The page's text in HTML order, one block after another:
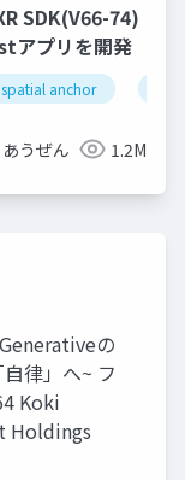
SDK(V66-74)
アプリを開発
spatial anchor
あうぜん 1.2M
の
律」へ~ フ
Koki
Holdings